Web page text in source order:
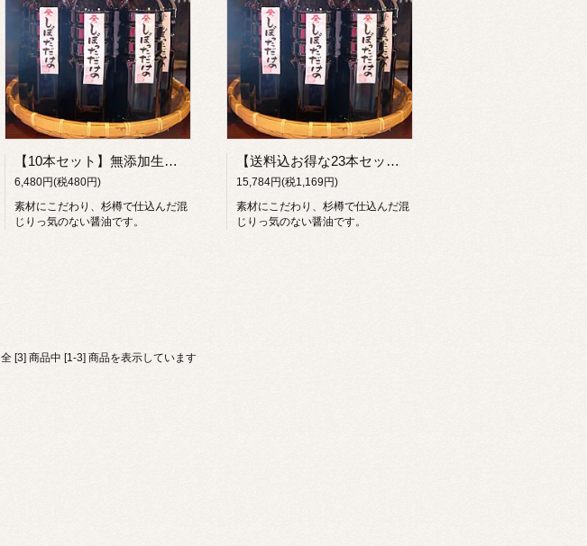
【10本セット】無添加生醤油しぼっただけの醤油500ml
6,480円(税480円)
素材にこだわり、杉樽で仕込んだ混
じりっ気のない醤油です。
【送料込お得な23本セット】無添加生醤油しぼっただけの醤油500ml×23本
15,784円(税1,169円)
素材にこだわり、杉樽で仕込んだ混
じりっ気のない醤油です。
全 [3] 商品中 [1-3] 商品を表示しています